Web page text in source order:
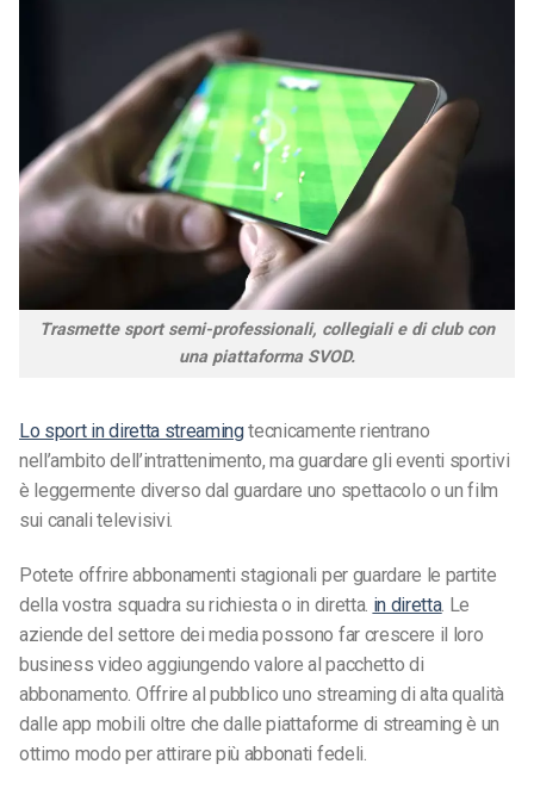
Trasmette sport semi-professionali, collegiali e di club con
una piattaforma SVOD.
Lo sport in diretta streamingtecnicamente rientrano
nell’ambito dell’intrattenimento, ma guardare gli eventi sportivi
è leggermente diverso dal guardare uno spettacolo o un film
sui canali televisivi.
Potete offrire abbonamenti stagionali per guardare le partite
della vostra squadra su richiesta o in diretta. in diretta. Le
aziende del settore dei media possono far crescere il loro
business video aggiungendo valore al pacchetto di
abbonamento. Offrire al pubblico uno streaming di alta qualità
dalle app mobili oltre che dalle piattaforme di streaming è un
ottimo modo per attirare più abbonati fedeli.